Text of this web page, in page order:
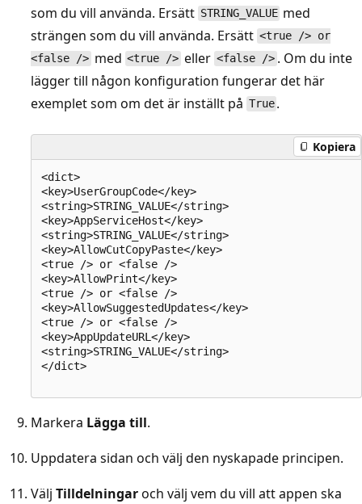
som du vill använda. Ersätt STRING_VALUE med
strängen som du vill använda. Ersätt <true /> or
<false /> med <true /> eller <false /> . Om du inte
lägger till någon konfiguration fungerar det här
exemplet som om det är inställt på True .
Kopiera
<dict>
<key>UserGroupCode</key>
<string>STRING_VALUE</string>
<key>AppServiceHost</key>
<string>STRING_VALUE</string>
<key>AllowCutCopyPaste</key>
<true /> or <false />
<key>AllowPrint</key>
<true /> or <false />
<key>AllowSuggestedUpdates</key>
<true /> or <false />
<key>AppUpdateURL</key>
<string>STRING_VALUE</string>
</dict>
Markera Lägga till.
Uppdatera sidan och välj den nyskapade principen.
Välj Tilldelningaroch välj vem du vill att appen ska